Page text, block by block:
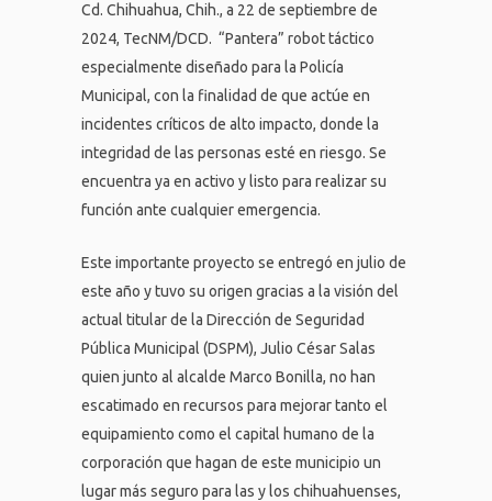
Cd. Chihuahua, Chih., a 22 de septiembre de
2024, TecNM/DCD. “Pantera” robot táctico
especialmente diseñado para la Policía
Municipal, con la finalidad de que actúe en
incidentes críticos de alto impacto, donde la
integridad de las personas esté en riesgo. Se
encuentra ya en activo y listo para realizar su
función ante cualquier emergencia.
Este importante proyecto se entregó en julio de
este año y tuvo su origen gracias a la visión del
actual titular de la Dirección de Seguridad
Pública Municipal (DSPM), Julio César Salas
quien junto al alcalde Marco Bonilla, no han
escatimado en recursos para mejorar tanto el
equipamiento como el capital humano de la
corporación que hagan de este municipio un
lugar más seguro para las y los chihuahuenses,